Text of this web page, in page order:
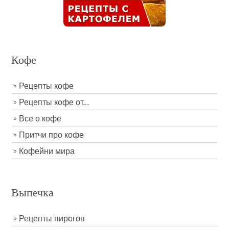
Кофе
Рецепты кофе
Рецепты кофе от...
Все о кофе
Притчи про кофе
Кофейни мира
Выпечка
Рецепты пирогов